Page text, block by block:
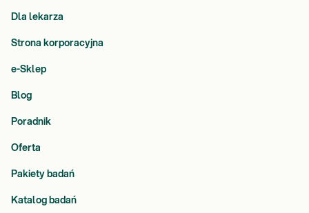
Dla lekarza
Strona korporacyjna
e-Sklep
Blog
Poradnik
Oferta
Pakiety badań
Katalog badań